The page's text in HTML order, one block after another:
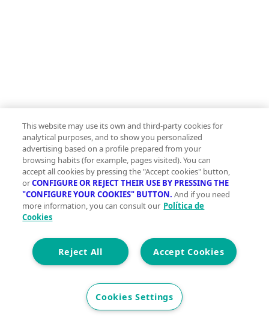
This website may use its own and third-party cookies for
analytical purposes, and to show you personalized
advertising based on a profile prepared from your
browsing habits (for example, pages visited). You can
accept all cookies by pressing the "Accept cookies" button,
orCONFIGURE OR REJECT THEIR USE BY PRESSING THE
"CONFIGURE YOUR COOKIES" BUTTON. And if you need
more information, you can consult our Política de
Cookies
Accept Cookies
Reject All
Cookies Settings